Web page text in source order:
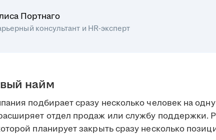
Портнаго
консультант и HR-эксперт
найм
подбирает сразу несколько человек на
отдел продаж или службу поддержки.
планирует закрыть сразу несколько